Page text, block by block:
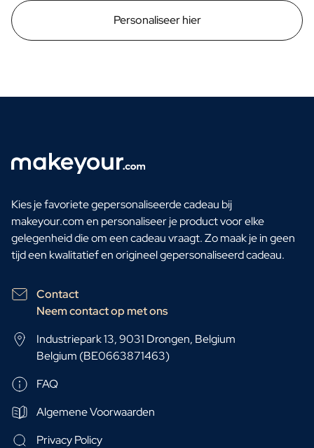
Personaliseer hier
Kies je favoriete gepersonaliseerde cadeau bij
makeyour.com en personaliseer je product voor elke
gelegenheid die om een cadeau vraagt. Zo maak je in geen
tijd een kwalitatief en origineel gepersonaliseerd cadeau.
Contact
Neem contact op met ons
Industriepark 13, 9031 Drongen, Belgium
Belgium (BE0663871463)
FAQ
Algemene Voorwaarden
Privacy Policy